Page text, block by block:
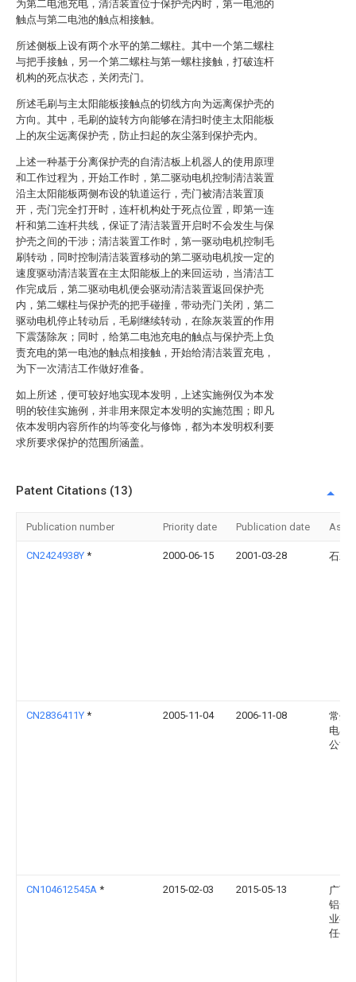
为第二电池充电，清洁装置位于保护壳内时，第一电池的
触点与第二电池的触点相接触。
所述侧板上设有两个水平的第二螺柱。其中一个第二螺柱
与把手接触，另一个第二螺柱与第一螺柱接触，打破连杆
机构的死点状态，关闭壳门。
所述毛刷与主太阳能板接触点的切线方向为远离保护壳的
方向。其中，毛刷的旋转方向能够在清扫时使主太阳能板
上的灰尘远离保护壳，防止扫起的灰尘落到保护壳内。
上述一种基于分离保护壳的自清洁板上机器人的使用原理
和工作过程为，开始工作时，第二驱动电机控制清洁装置
沿主太阳能板两侧布设的轨道运行，壳门被清洁装置顶
开，壳门完全打开时，连杆机构处于死点位置，即第一连
杆和第二连杆共线，保证了清洁装置开启时不会发生与保
护壳之间的干涉；清洁装置工作时，第一驱动电机控制毛
刷转动，同时控制清洁装置移动的第二驱动电机按一定的
速度驱动清洁装置在主太阳能板上的来回运动，当清洁工
作完成后，第二驱动电机便会驱动清洁装置返回保护壳
内，第二螺柱与保护壳的把手碰撞，带动壳门关闭，第二
驱动电机停止转动后，毛刷继续转动，在除灰装置的作用
下震荡除灰；同时，给第二电池充电的触点与保护壳上负
责充电的第一电池的触点相接触，开始给清洁装置充电，
为下一次清洁工作做好准备。
如上所述，便可较好地实现本发明，上述实施例仅为本发
明的较佳实施例，并非用来限定本发明的实施范围；即凡
依本发明内容所作的均等变化与修饰，都为本发明权利要
求所要求保护的范围所涵盖。
Patent Citations (13)
Publication number Priority date Publication date
CN2424938Y * 2000-06-15 2001-03-28 石磊
CN2836411Y * 2005-11-04 2006-11-08
常州
电器
公司
CN104612545A * 2015-02-03 2015-05-13
广西
铝安
业有
任公